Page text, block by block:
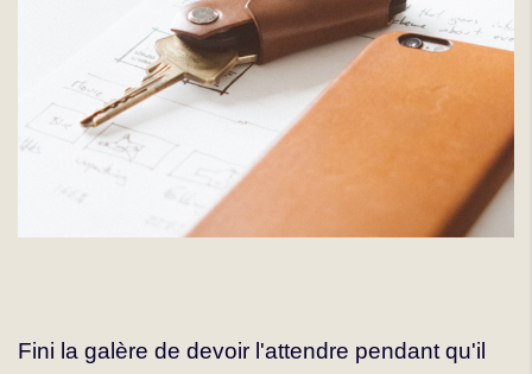
Fini la galère de devoir l'attendre pendant qu'il